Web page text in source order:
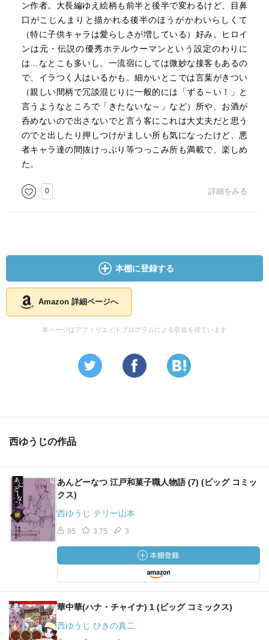
ン作者。大長編ゆえ絵柄も前半と後半で変わるけど、目鼻
口がこじんまりと描かれる後半のほうがかわいらしくて
（特に子供キャラは愛らしさが増している）好み。ヒロイ
ンは元・伝説の優秀ホテルウーマンという設定のわりに
は…なとこも多いし、一流宿にしては微妙な接客もあるの
で、イラつく人はいるかも。細かいとこでは言葉がきつい
（親しい間柄で冗談混じりに一般的には「ずる～い！」と
言うようなところで「きたないな～」など）所や、お酒が
呑めないので出さないでと言う客にこれは大丈夫だと思う
のでと出したり押しつけがましい所も気になったけど、悪
者キャラ達の間抜けっぷり等つっこみ所も満載で、楽しめ
た。
0 詳細をみる
本棚に登録する
Amazon 詳細ページへ
本ページはアフィリエイトプログラムによる収益を得ています
西ゆうじの作品
あんどーなつ 江戸和菓子職人物語 (7) (ビッグ コミッ
クス)
西ゆうじ テリー山本
95 3.75 3
華中華(ハナ・チャイナ) 1 (ビッグ コミックス)
西ゆうじ ひきの真二